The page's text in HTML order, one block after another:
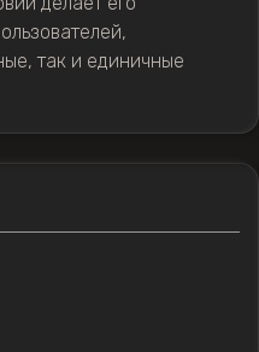
так и единичные